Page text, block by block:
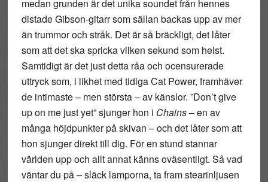
medan grunden är det unika soundet från hennes
distade Gibson-gitarr som sällan backas upp av mer
än trummor och stråk. Det är så bräckligt, det låter
som att det ska spricka vilken sekund som helst.
Samtidigt är det just detta råa och ocensurerade
uttryck som, i likhet med tidiga Cat Power, framhäver
de intimaste – men största – av känslor. ”Don’t give
up on me just yet” sjunger hon i Chains– en av
många höjdpunkter på skivan – och det låter som att
hon sjunger direkt till dig. För en stund stannar
världen upp och allt annat känns oväsentligt. Så vad
väntar du på – släck lamporna, ta fram stearinljusen